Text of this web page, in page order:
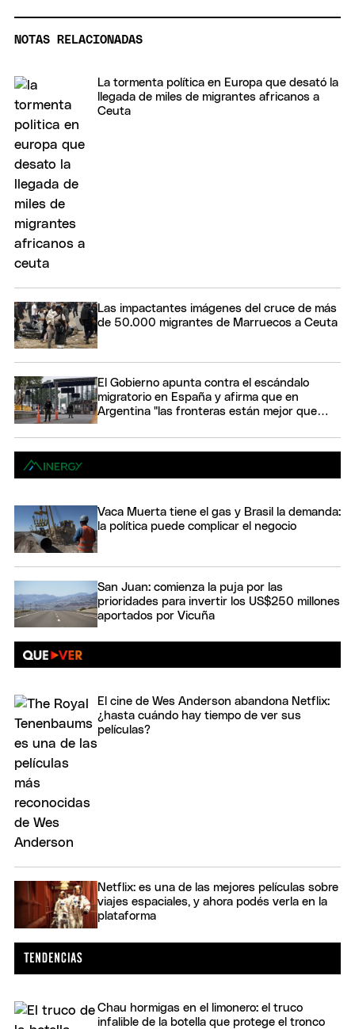
NOTAS RELACIONADAS
La tormenta política en Europa que desató la
llegada de miles de migrantes africanos a
Ceuta
Las impactantes imágenes del cruce de más
de 50.000 migrantes de Marruecos a Ceuta
El Gobierno apunta contra el escándalo
migratorio en España y afirma que en
Argentina "las fronteras están mejor que
Vaca Muerta tiene el gas y Brasil la demanda:
la política puede complicar el negocio
San Juan: comienza la puja por las
prioridades para invertir los US$250 millones
aportados por Vicuña
El cine de Wes Anderson abandona Netflix:
¿hasta cuándo hay tiempo de ver sus
películas?
Netflix: es una de las mejores películas sobre
viajes espaciales, y ahora podés verla en la
plataforma
Chau hormigas en el limonero: el truco
infalible de la botella que protege el tronco